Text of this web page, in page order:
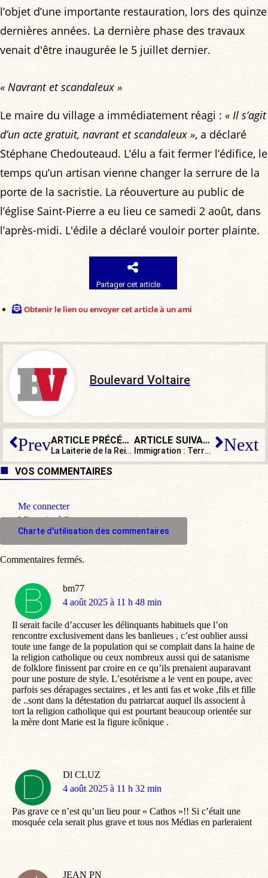
l’objet d’une importante restauration, lors des quinze
dernières années. La dernière phase des travaux
venait d'être inaugurée le 5 juillet dernier.
« Navrant et scandaleux »
Le maire du village a immédiatement réagi : « Il s’agit
d’un acte gratuit, navrant et scandaleux », a déclaré
Stéphane Chedouteaud. L’élu a fait fermer l’édifice, le
temps qu’un artisan vienne changer la serrure de la
porte de la sacristie. La réouverture au public de
l’église Saint-Pierre a eu lieu ce samedi 2 août, dans
l’après-midi. L'édile a déclaré vouloir porter plainte.
Partager cet article
Obtenir le lien ou envoyer cet article à un ami
Boulevard Voltaire
Prev ARTICLE PRÉCÉDENT
La Laiterie de la Reine retrouve son mobilier après deux siècles d’absence
ARTICLE SUIVANT
Immigration : Terra Nova redoute Next
VOS COMMENTAIRES
Me connecter
M'inscrire à l'espace commentaire
Charte d'utilisation des commentaires
bm77
dit
4 août 2025 à 11 h 48 min
Il serait facile d’accuser les délinquants habituels que l’on
rencontre exclusivement dans les banlieues , c’est oublier aussi
toute une fange de la population qui se complait dans la haine de
la religion catholique ou ceux nombreux aussi qui de satanisme
de folklore finissent par croire en ce qu’ils prenaient auparavant
pour une posture de style. L’esotérisme a le vent en poupe, avec
parfois ses dérapages sectaires , et les anti fas et woke ,fils et fille
de ..sont dans la détestation du patriarcat auquel ils associent à
tort la religion catholique qui est pourtant beaucoup orientée sur
la mère dont Marie est la figure icônique .
Dl CLUZ
dit
4 août 2025 à 11 h 32 min
Pas grave ce n’est qu’un lieu pour « Cathos »!! Si c’était une
mosquée cela serait plus grave et tous nos Médias en parleraient
JEAN PN
Commentaires fermés.